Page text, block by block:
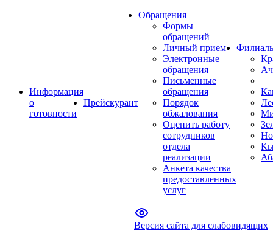
Информация
о
готовности
Прейскурант
Обращения
Формы
обращений
Личный прием
Электронные
обращения
Письменные
обращения
Порядок
обжалования
Оценить работу
сотрудников
отдела
реализации
Анкета качества
предоставленных
услуг
Версия сайта для слабовидящих